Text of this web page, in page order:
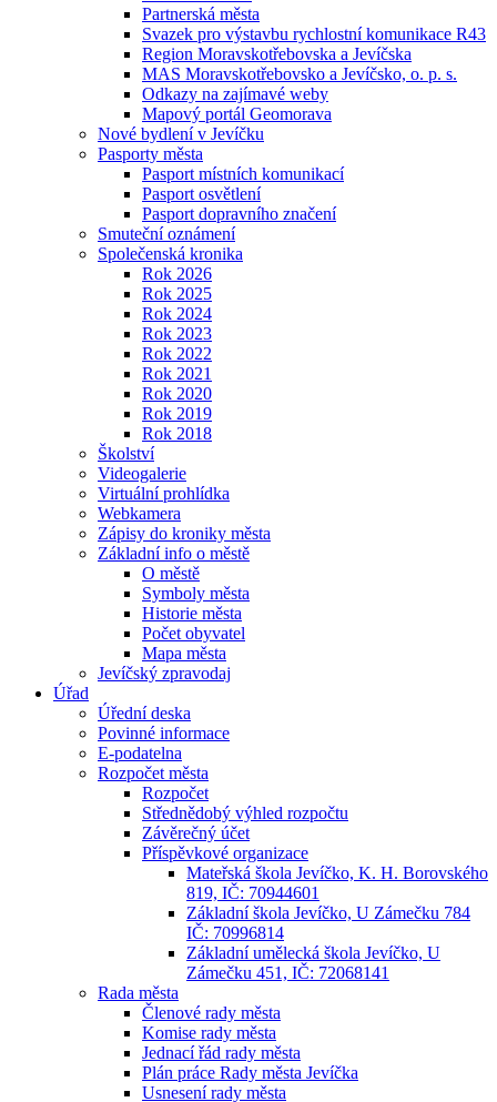
Partnerská města
Svazek pro výstavbu rychlostní komunikace R43
Region Moravskotřebovska a Jevíčska
MAS Moravskotřebovsko a Jevíčsko, o. p. s.
Odkazy na zajímavé weby
Mapový portál Geomorava
Nové bydlení v Jevíčku
Pasporty města
Pasport místních komunikací
Pasport osvětlení
Pasport dopravního značení
Smuteční oznámení
Společenská kronika
Rok 2026
Rok 2025
Rok 2024
Rok 2023
Rok 2022
Rok 2021
Rok 2020
Rok 2019
Rok 2018
Školství
Videogalerie
Virtuální prohlídka
Webkamera
Zápisy do kroniky města
Základní info o městě
O městě
Symboly města
Historie města
Počet obyvatel
Mapa města
Jevíčský zpravodaj
Úřad
Úřední deska
Povinné informace
E-podatelna
Rozpočet města
Rozpočet
Střednědobý výhled rozpočtu
Závěrečný účet
Příspěvkové organizace
Mateřská škola Jevíčko, K. H. Borovského
819, IČ: 70944601
Základní škola Jevíčko, U Zámečku 784
IČ: 70996814
Základní umělecká škola Jevíčko, U
Zámečku 451, IČ: 72068141
Rada města
Členové rady města
Komise rady města
Jednací řád rady města
Plán práce Rady města Jevíčka
Usnesení rady města